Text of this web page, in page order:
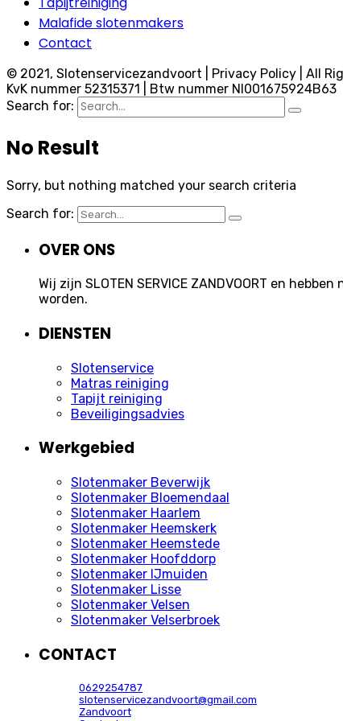
Malafide slotenmakers
Contact
© 2021, Slotenservicezandvoort | Privacy Policy | All
KvK nummer 52315371 | Btw nummer Nl001675924B63
Search for:
No Result
Sorry, but nothing matched your search criteria
Search for:
OVER ONS
Wij zijn SLOTEN SERVICE ZANDVOORT en
worden.
DIENSTEN
Slotenservice
Matras reiniging
Tapijt reiniging
Beveiligingsadvies
Werkgebied
Slotenmaker Beverwijk
Slotenmaker Bloemendaal
Slotenmaker Haarlem
Slotenmaker Heemskerk
Slotenmaker Heemstede
Slotenmaker Hoofddorp
Slotenmaker IJmuiden
Slotenmaker Lisse
Slotenmaker Velsen
Slotenmaker Velserbroek
CONTACT
0629254787
slotenservicezandvoort@gmail.com
Zandvoort